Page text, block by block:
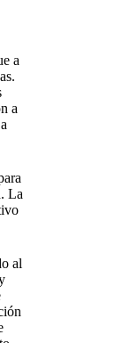
a
a
La
al